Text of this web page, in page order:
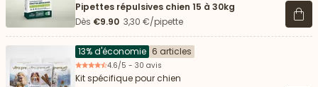
Pipettes répulsives chien 15 à 30kg
Dès €9.90 3,30 €/pipette Voir
13% d'économie 6 articles
4.6/5 - 30 avis
Kit spécifique pour chien